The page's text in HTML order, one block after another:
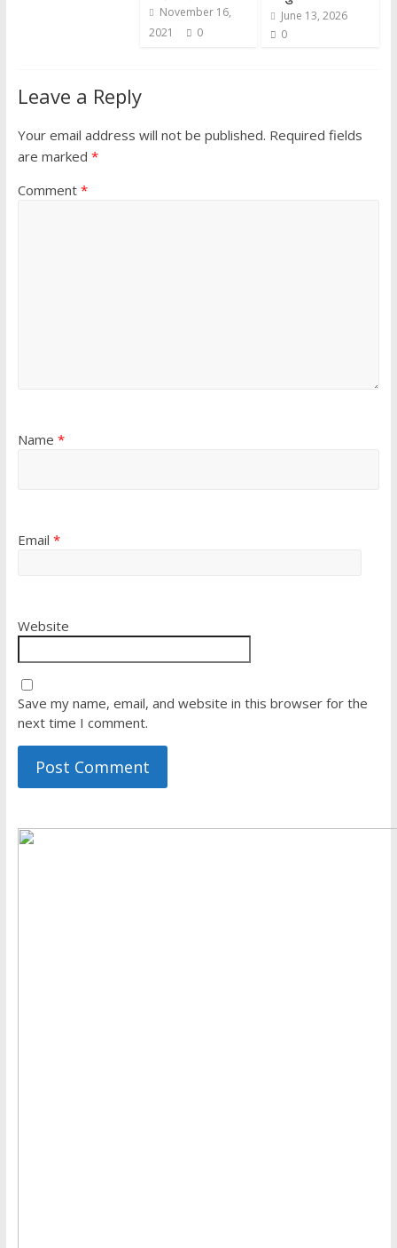
November 16,
2021
0
June 13, 2026
0
Leave a Reply
Your email address will not be published. Required fields
are marked *
Comment *
Name *
Email *
Website
Save my name, email, and website in this browser for the
next time I comment.